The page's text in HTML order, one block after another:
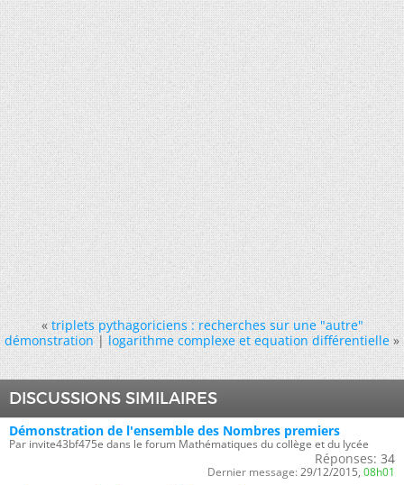
« triplets pythagoriciens : recherches sur une "autre"
démonstration|logarithme complexe et equation différentielle »
DISCUSSIONS SIMILAIRES
Démonstration de l'ensemble des Nombres premiers
Par invite43bf475e dans le forum Mathématiques du collège et du lycée
Réponses: 34
Dernier message: 29/12/2015, 08h01